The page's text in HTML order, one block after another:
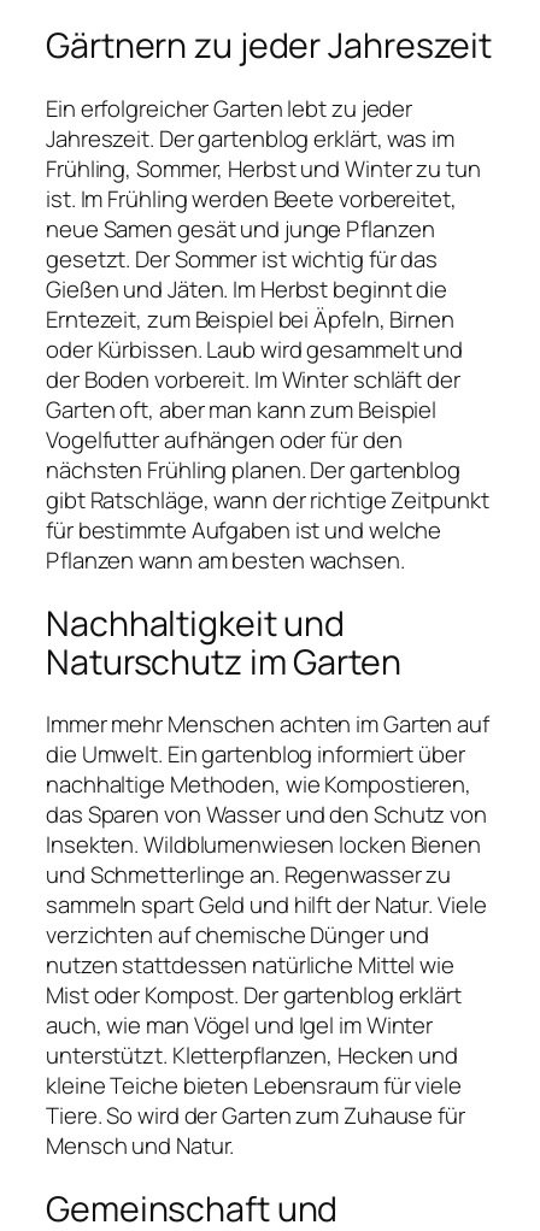
Gärtnern zu jeder Jahreszeit
Ein erfolgreicher Garten lebt zu jeder
Jahreszeit. Der gartenblog erklärt, was im
Frühling, Sommer, Herbst und Winter zu tun
ist. Im Frühling werden Beete vorbereitet,
neue Samen gesät und junge Pflanzen
gesetzt. Der Sommer ist wichtig für das
Gießen und Jäten. Im Herbst beginnt die
Erntezeit, zum Beispiel bei Äpfeln, Birnen
oder Kürbissen. Laub wird gesammelt und
der Boden vorbereit. Im Winter schläft der
Garten oft, aber man kann zum Beispiel
Vogelfutter aufhängen oder für den
nächsten Frühling planen. Der gartenblog
gibt Ratschläge, wann der richtige Zeitpunkt
für bestimmte Aufgaben ist und welche
Pflanzen wann am besten wachsen.
Nachhaltigkeit und
Naturschutz im Garten
Immer mehr Menschen achten im Garten auf
die Umwelt. Ein gartenblog informiert über
nachhaltige Methoden, wie Kompostieren,
das Sparen von Wasser und den Schutz von
Insekten. Wildblumenwiesen locken Bienen
und Schmetterlinge an. Regenwasser zu
sammeln spart Geld und hilft der Natur. Viele
verzichten auf chemische Dünger und
nutzen stattdessen natürliche Mittel wie
Mist oder Kompost. Der gartenblog erklärt
auch, wie man Vögel und Igel im Winter
unterstützt. Kletterpflanzen, Hecken und
kleine Teiche bieten Lebensraum für viele
Tiere. So wird der Garten zum Zuhause für
Mensch und Natur.
Gemeinschaft und